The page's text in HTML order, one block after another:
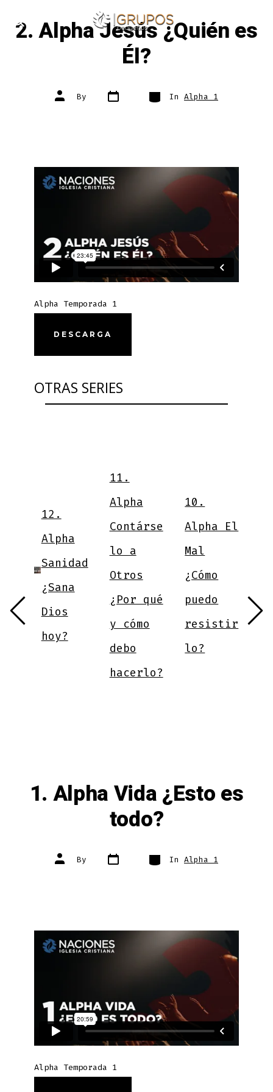
SEARCH
TOGGLE
2. Alpha Jesús ¿Quién es
Él?
Post
author
By Post
date
Categories
In Alpha 1
Alpha Temporada 1
DESCARGA
OTRAS SERIES
12.
Alpha
Sanidad
¿Sana
Dios
hoy?
11.
Alpha
Contárse
lo a
Otros
¿Por qué
y cómo
debo
hacerlo?
10.
Alpha El
Mal
¿Cómo
puedo
resistir
lo?
1. Alpha Vida ¿Esto es
todo?
Post
author
By Post
date
Categories
In Alpha 1
Alpha Temporada 1